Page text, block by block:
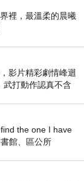
裡，最溫柔的晨曦
影片精彩劇情峰迴
武打動作認真不含
the one I have
館、區公所